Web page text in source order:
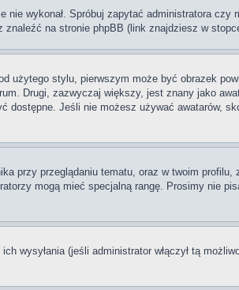
wykonał. Spróbuj zapytać administratora
znaleźć na stronie phpBB (link znajdziesz w
stylu, pierwszym może być obrazek
Drugi, zazwyczaj większy, jest znany jako
dostępne. Jeśli nie możesz używać awatarów,
przy przeglądaniu tematu, oraz w twoim
mogą mieć specjalną rangę. Prosimy nie
wysyłania (jeśli administrator włączył tą